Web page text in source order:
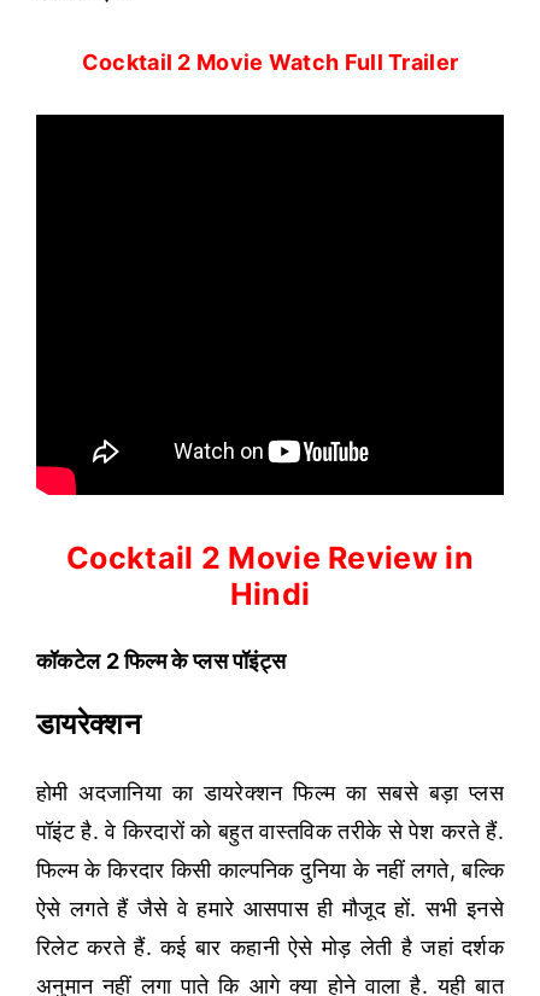
Cocktail 2 Movie Watch Full Trailer
Cocktail 2 Movie Review in
Hindi
कॉकटेल 2 फिल्म के प्लस पॉइंट्स
डायरेक्शन
होमी अदजानिया का डायरेक्शन फिल्म का सबसे बड़ा प्लस
पॉइंट है. वे किरदारों को बहुत वास्तविक तरीके से पेश करते हैं.
फिल्म के किरदार किसी काल्पनिक दुनिया के नहीं लगते, बल्कि
ऐसे लगते हैं जैसे वे हमारे आसपास ही मौजूद हों. सभी इनसे
रिलेट करते हैं. कई बार कहानी ऐसे मोड़ लेती है जहां दर्शक
अनुमान नहीं लगा पाते कि आगे क्या होने वाला है. यही बात